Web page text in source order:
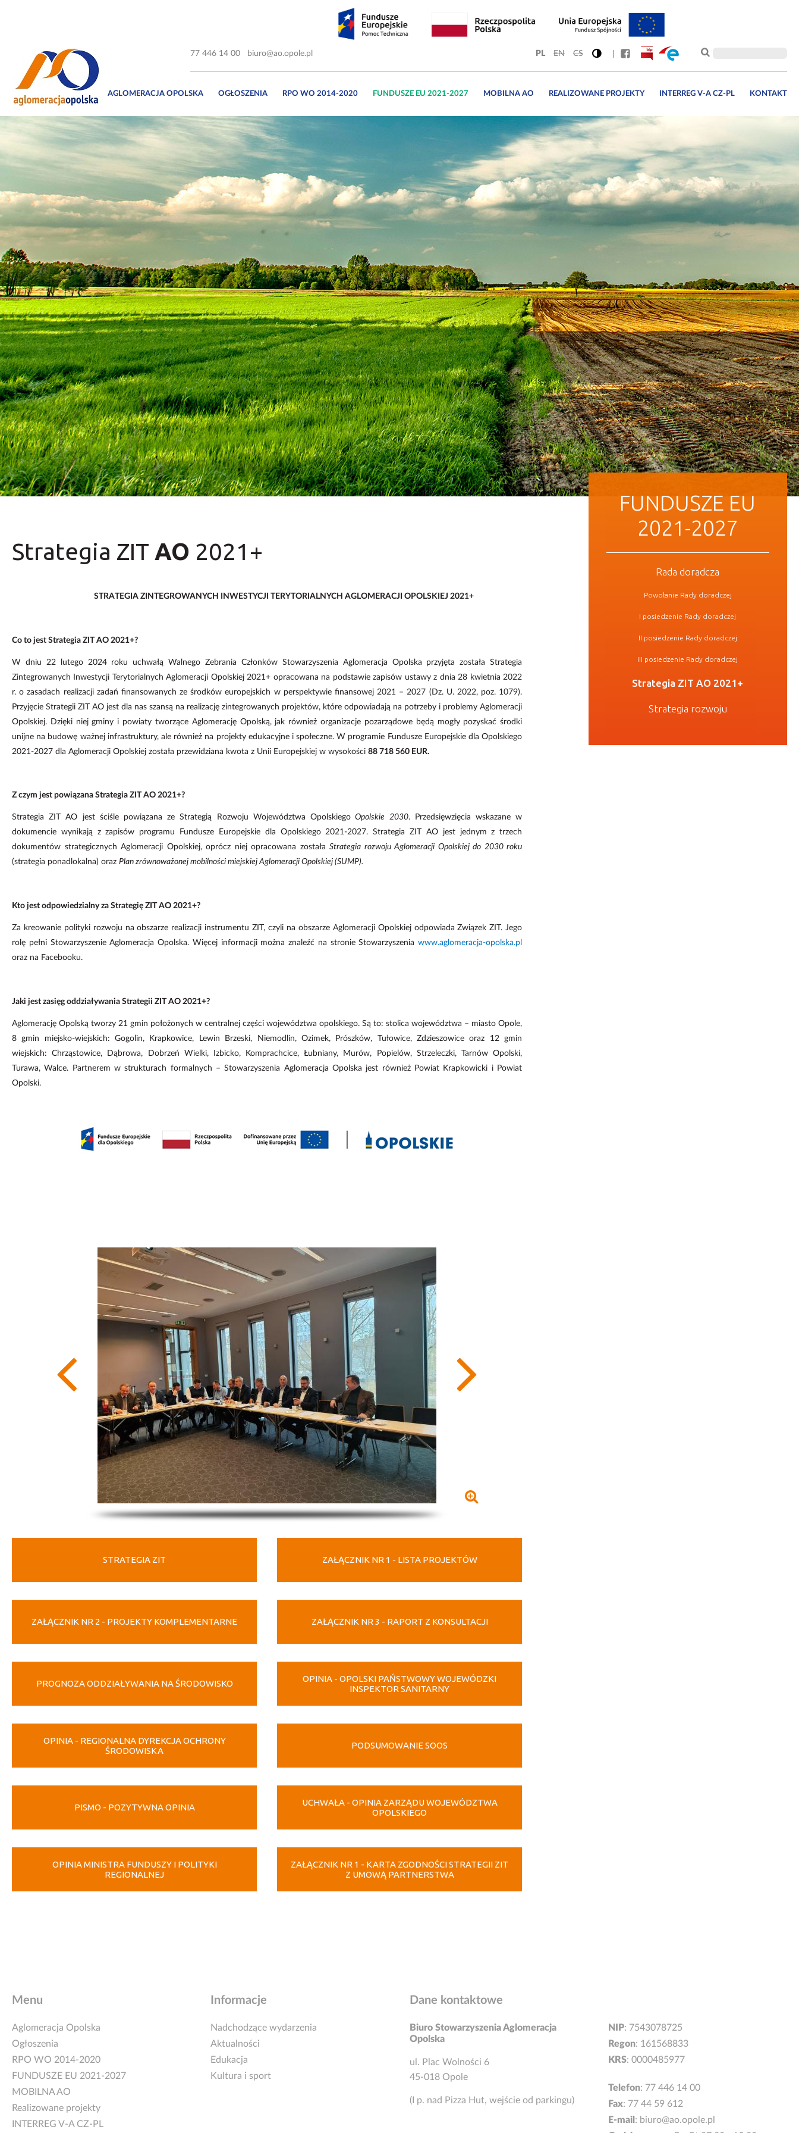
77 446 14 00 biuro@ao.opole.pl PL EN CS
AGLOMERACJA OPOLSKA OGŁOSZENIA RPO WO 2014-2020 FUNDUSZE EU 2021-2027 MOBILNA AO REALIZOWANE PROJEKTY INTERREG V-A CZ-PL KONTAKT
FUNDUSZE EU
2021-2027
Rada doradcza
Powołanie Rady doradczej
I posiedzenie Rady doradczej
II posiedzenie Rady doradczej
III posiedzenie Rady doradczej
Strategia ZIT AO 2021+
Strategia rozwoju
Strategia ZIT AO 2021+
STRATEGIA ZINTEGROWANYCH INWESTYCJI TERYTORIALNYCH AGLOMERACJI OPOLSKIEJ 2021+
Co to jest Strategia ZIT AO 2021+?
W dniu 22 lutego 2024 roku uchwałą Walnego Zebrania Członków Stowarzyszenia Aglomeracja Opolska przyjęta została Strategia
Zintegrowanych Inwestycji Terytorialnych Aglomeracji Opolskiej 2021+ opracowana na podstawie zapisów ustawy z dnia 28 kwietnia 2022
r. o zasadach realizacji zadań finansowanych ze środków europejskich w perspektywie finansowej 2021 – 2027 (Dz. U. 2022, poz. 1079).
Przyjęcie Strategii ZIT AO jest dla nas szansą na realizację zintegrowanych projektów, które odpowiadają na potrzeby i problemy Aglomeracji
Opolskiej. Dzięki niej gminy i powiaty tworzące Aglomerację Opolską, jak również organizacje pozarządowe będą mogły pozyskać środki
unijne na budowę ważnej infrastruktury, ale również na projekty edukacyjne i społeczne. W programie Fundusze Europejskie dla Opolskiego
2021-2027 dla Aglomeracji Opolskiej została przewidziana kwota z Unii Europejskiej w wysokości 88 718 560 EUR.
Z czym jest powiązana Strategia ZIT AO 2021+?
Strategia ZIT AO jest ściśle powiązana ze Strategią Rozwoju Województwa Opolskiego Opolskie 2030. Przedsięwzięcia wskazane w
dokumencie wynikają z zapisów programu Fundusze Europejskie dla Opolskiego 2021-2027. Strategia ZIT AO jest jednym z trzech
dokumentów strategicznych Aglomeracji Opolskiej, oprócz niej opracowana zostałaStrategia rozwoju Aglomeracji Opolskiej do 2030 roku
(strategia ponadlokalna) oraz Plan zrównoważonej mobilności miejskiej Aglomeracji Opolskiej (SUMP).
Kto jest odpowiedzialny za Strategię ZIT AO 2021+?
Za kreowanie polityki rozwoju na obszarze realizacji instrumentu ZIT, czyli na obszarze Aglomeracji Opolskiej odpowiada Związek ZIT. Jego
rolę pełni Stowarzyszenie Aglomeracja Opolska. Więcej informacji można znaleźć na stronie Stowarzyszeniawww.aglomeracja-opolska.pl
oraz na Facebooku.
Jaki jest zasięg oddziaływania Strategii ZIT AO 2021+?
Aglomerację Opolską tworzy 21 gmin położonych w centralnej części województwa opolskiego. Są to: stolica województwa – miasto Opole,
8 gmin miejsko-wiejskich: Gogolin, Krapkowice, Lewin Brzeski, Niemodlin, Ozimek, Prószków, Tułowice, Zdzieszowice oraz 12 gmin
wiejskich: Chrząstowice, Dąbrowa, Dobrzeń Wielki, Izbicko, Komprachcice, Łubniany, Murów, Popielów, Strzeleczki, Tarnów Opolski,
Turawa, Walce. Partnerem w strukturach formalnych – Stowarzyszenia Aglomeracja Opolska jest również Powiat Krapkowicki i Powiat
Opolski.
STRATEGIA ZIT ZAŁĄCZNIK NR 1 - LISTA PROJEKTÓW
ZAŁĄCZNIK NR 2 - PROJEKTY KOMPLEMENTARNE ZAŁĄCZNIK NR 3 - RAPORT Z KONSULTACJI
PROGNOZA ODDZIAŁYWANIA NA ŚRODOWISKO
OPINIA - OPOLSKI PAŃSTWOWY WOJEWÓDZKI
INSPEKTOR SANITARNY
OPINIA - REGIONALNA DYREKCJA OCHRONY
ŚRODOWISKA
PODSUMOWANIE SOOS
PISMO - POZYTYWNA OPINIA
UCHWAŁA - OPINIA ZARZĄDU WOJEWÓDZTWA
OPOLSKIEGO
OPINIA MINISTRA FUNDUSZY I POLITYKI
REGIONALNEJ
ZAŁĄCZNIK NR 1 - KARTA ZGODNOŚCI STRATEGII ZIT
Z UMOWĄ PARTNERSTWA
Menu
Aglomeracja Opolska
Ogłoszenia
RPO WO 2014-2020
FUNDUSZE EU 2021-2027
MOBILNA AO
Realizowane projekty
INTERREG V-A CZ-PL
Informacje
Nadchodzące wydarzenia
Aktualności
Edukacja
Kultura i sport
Dane kontaktowe
Biuro Stowarzyszenia Aglomeracja
Opolska
ul. Plac Wolności 6
45-018 Opole
(I p. nad Pizza Hut, wejście od parkingu)
NIP: 7543078725
Regon: 161568833
KRS: 0000485977
Telefon: 77 446 14 00
Fax: 77 44 59 612
E-mail : biuro@ao.opole.pl